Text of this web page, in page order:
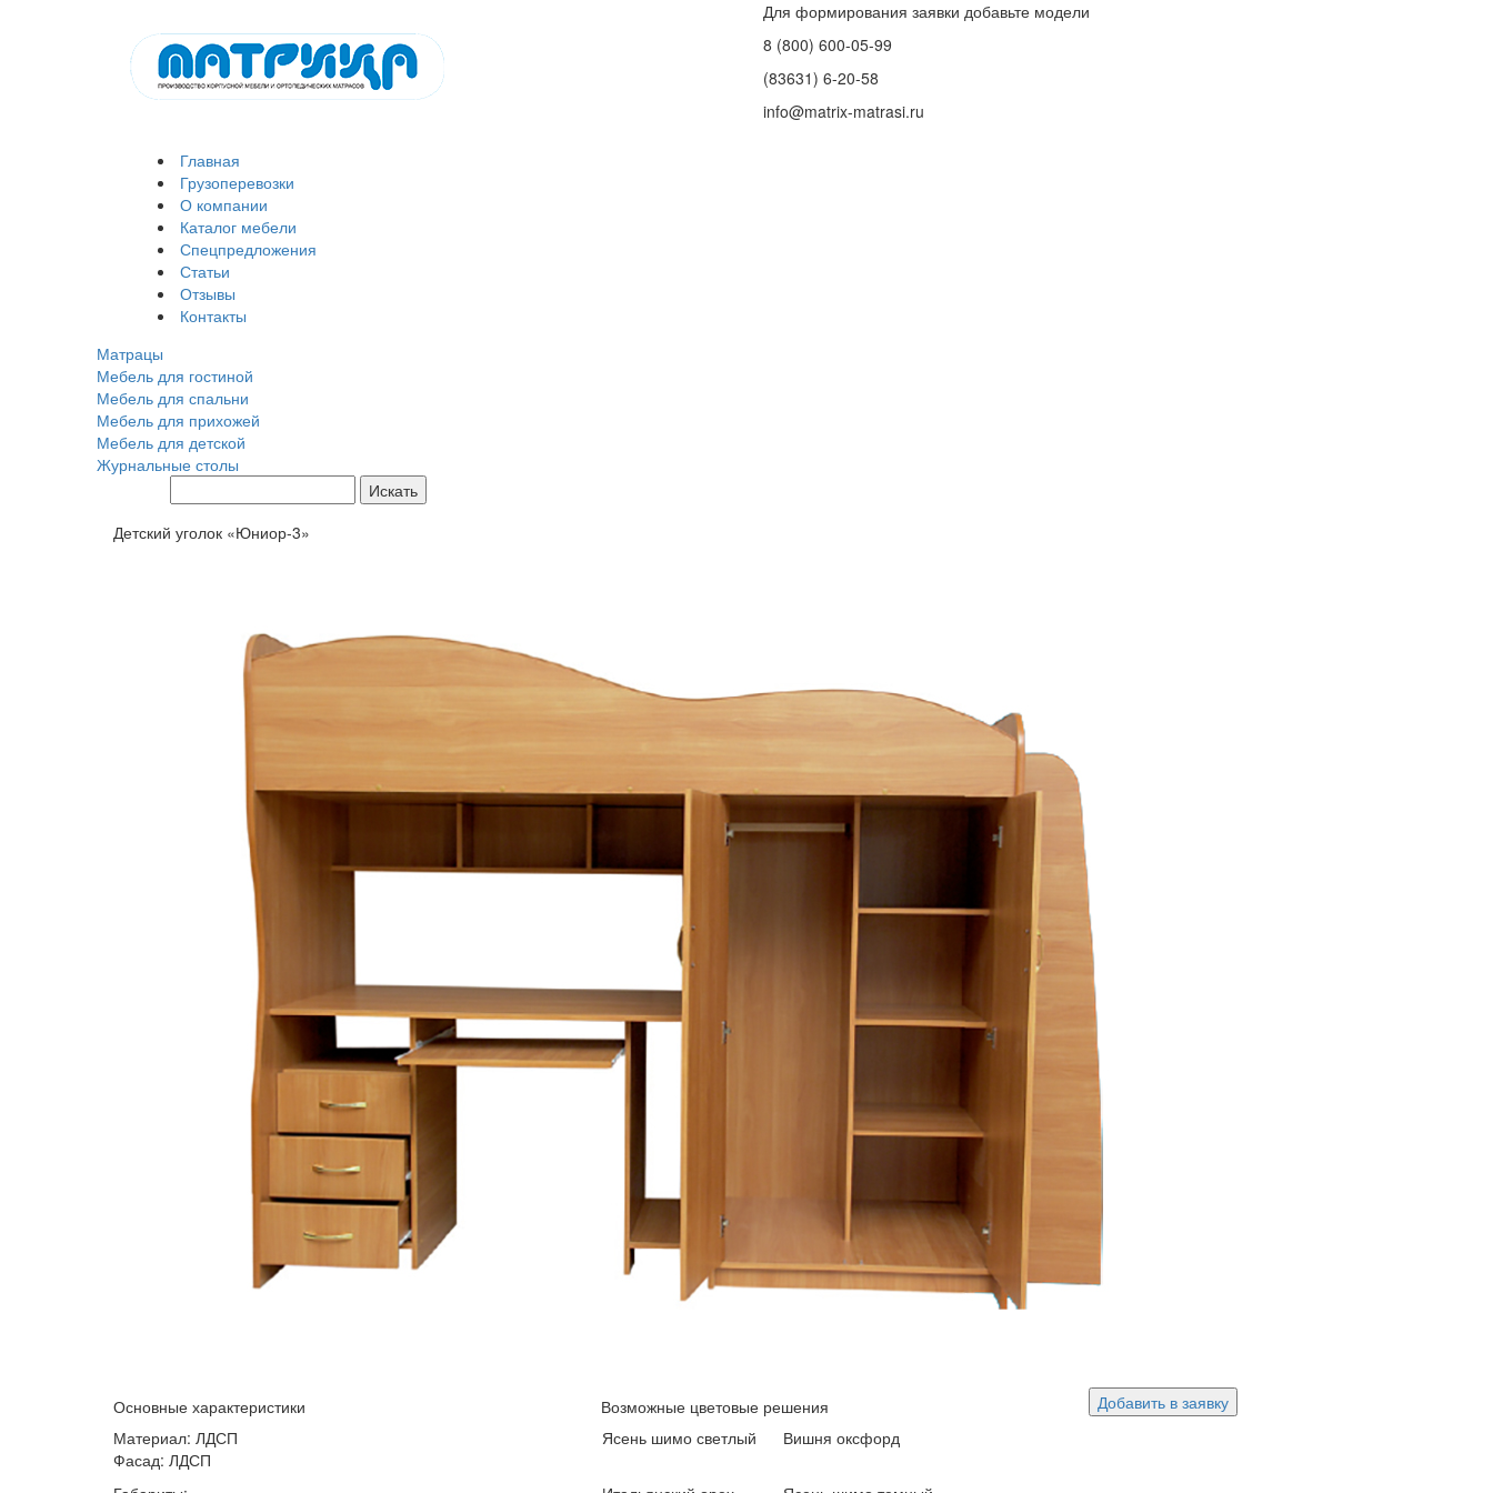
Для формирования заявки добавьте модели
8 (800) 600-05-99
(83631) 6-20-58
info@matrix-matrasi.ru
Главная
Грузоперевозки
О компании
Каталог мебели
Спецпредложения
Статьи
Отзывы
Контакты
Матрацы
Мебель для гостиной
Мебель для спальни
Мебель для прихожей
Мебель для детской
Журнальные столы
Искать
Детский уголок «Юниор-3»
Основные характеристики
Материал: ЛДСП
Фасад: ЛДСП
Возможные цветовые решения
Ясень шимо светлый
Вишня оксфорд
Добавить в заявку